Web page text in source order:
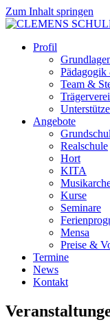
Zum Inhalt springen
Profil
Pädagogik
Team &
Angebote
Realschule
Hort
KITA
Kurse
Seminare
Mensa
Preise &
Termine
News
Kontakt